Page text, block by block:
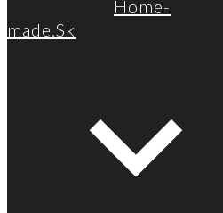
Home-
made.Sk